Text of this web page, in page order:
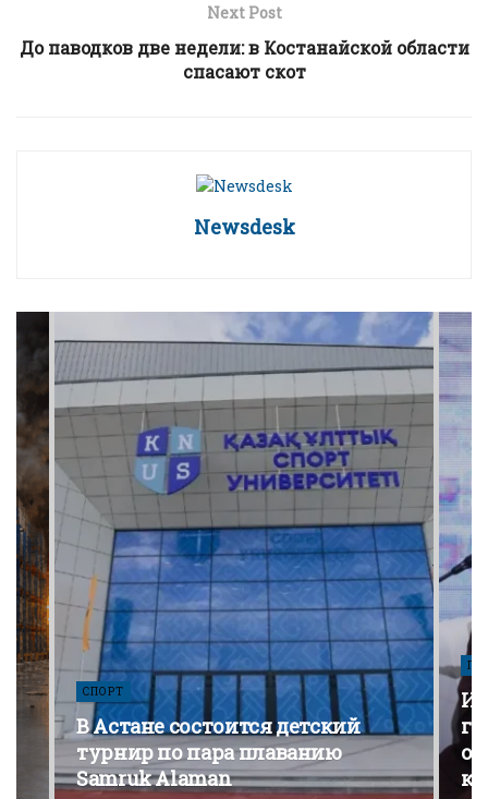
Next Post
До паводков две недели: в Костанайской области
спасают скот
Newsdesk
СПОРТ
В Астане состоится детский
турнир по пара плаванию
Samruk Alaman